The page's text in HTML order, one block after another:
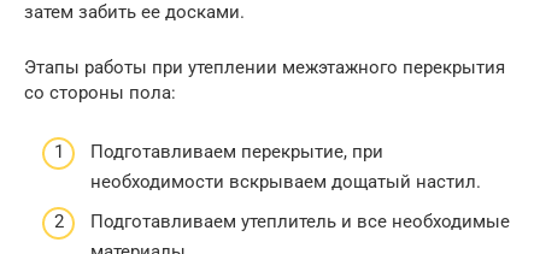
затем забить ее досками.
Этапы работы при утеплении межэтажного перекрытия
со стороны пола:
Подготавливаем перекрытие, при
необходимости вскрываем дощатый настил.
Подготавливаем утеплитель и все необходимые